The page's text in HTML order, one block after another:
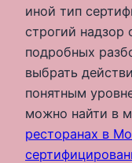
иной тип
строгий надзор
подробных
выбрать
понятным
можно найти в
ресторанах в